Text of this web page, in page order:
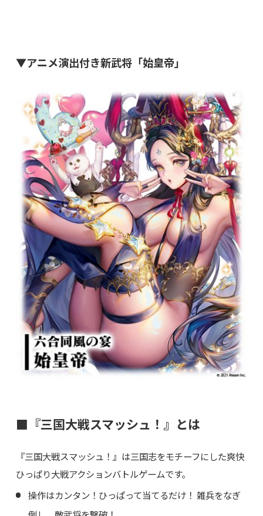
▼アニメ演出付き新武将「始皇帝」
■『三国大戦スマッシュ！』とは
『三国大戦スマッシュ！』は三国志をモチーフにした爽快
ひっぱり大戦アクションバトルゲームです。
操作はカンタン！ひっぱって当てるだけ！ 雑兵をなぎ